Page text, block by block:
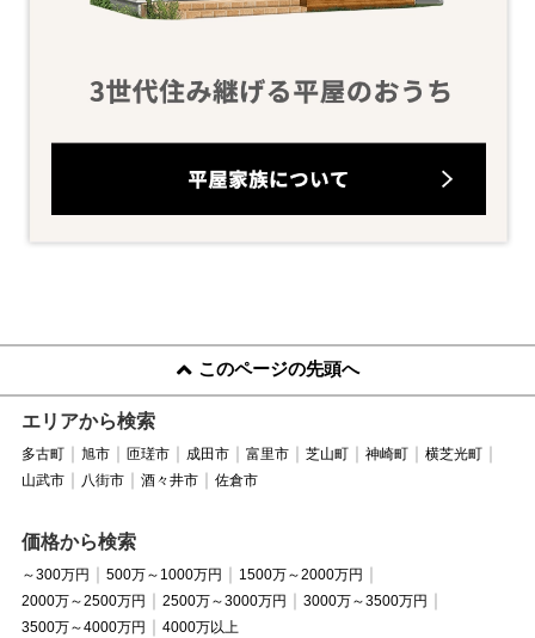
このページの先頭へ
エリアから検索
多古町 旭市 匝瑳市 成田市 富里市 芝山町 神崎町
横芝光町
山武市
八街市 酒々井市 佐倉市
価格から検索
～300万円 500万～1000万円
1500万～2000万円
2000万～2500万円
2500万～3000万円
3000万～3500万円
3500万～4000万円
4000万以上